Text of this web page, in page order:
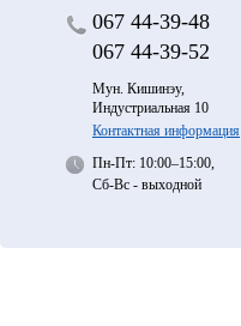
067 44-39-48
067 44-39-52
Мун. Кишинэу,
Индустриальная 10
Контактная информация
Пн-Пт: 10:00–15:00,
Сб-Вс - выходной